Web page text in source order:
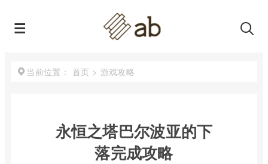
当前位置： 首页 > 游戏攻略
永恒之塔巴尔波亚的下
落完成攻略